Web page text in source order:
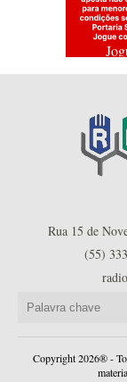
Rua 15 de
(55)
Copyright 2026® -